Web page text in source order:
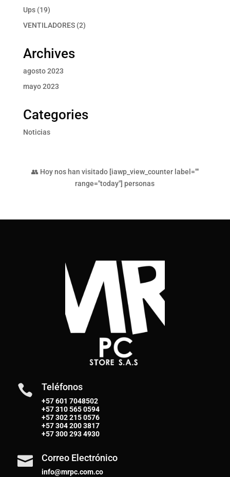
producto
Ups 1919
productos
VENTILADORES 22
Archives
agosto 2023
mayo 2023
Categories
Noticias
👥 Hoy nos han visitado [iawp_view_counter label=""
range="today"] personas
 Teléfonos
+57 601 7048502
+57310 565 0594
+57302 215 0576
+57304 200 3817
+57300 293 4930
 Correo Electrónico
info@mrpc.com.co